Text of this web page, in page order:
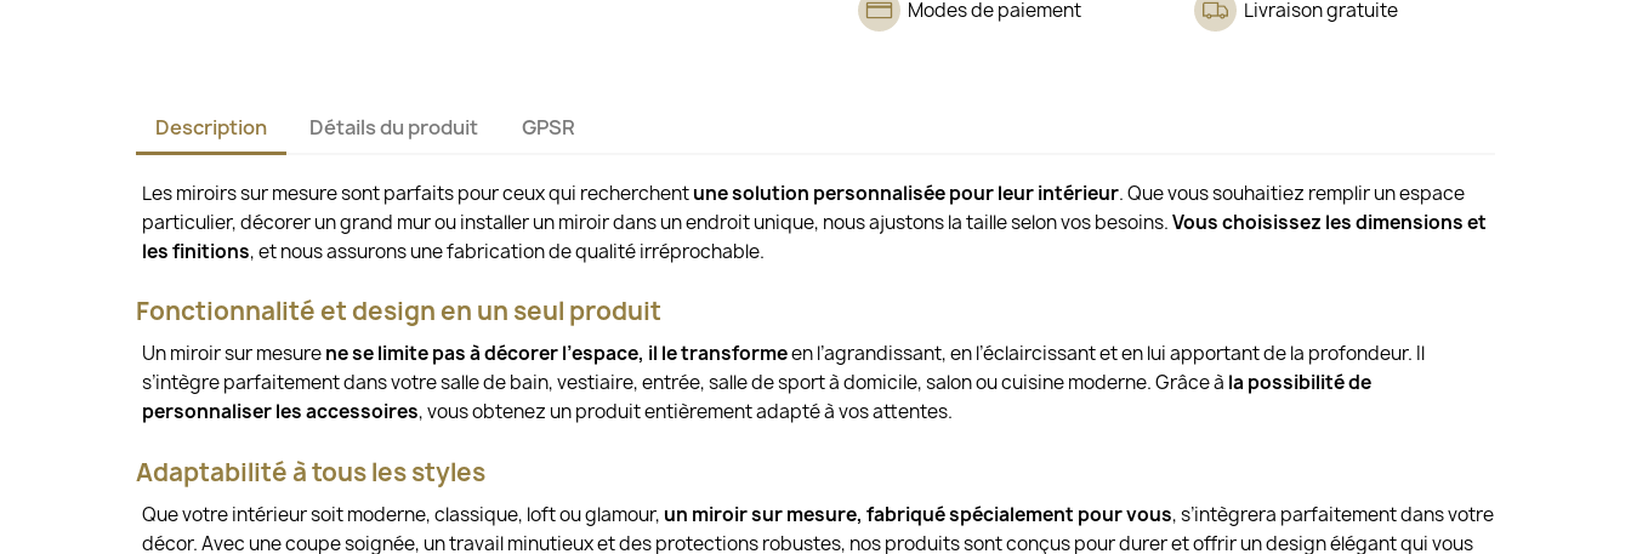
Modes de paiement Livraison gratuite
Description Détails du produit GPSR
Les miroirs sur mesure sont parfaits pour ceux qui recherchentune solution personnalisée pour leur intérieur. Que vous souhaitiez remplir un espace
particulier, décorer un grand mur ou installer un miroir dans un endroit unique, nous ajustons la taille selon vos besoins.Vous choisissez les dimensions et
les finitions, et nous assurons une fabrication de qualité irréprochable.
Fonctionnalité et design en un seul produit
Un miroir sur mesurene se limite pas à décorer l’espace, il le transformeen l’agrandissant, en l’éclaircissant et en lui apportant de la profondeur. Il
s’intègre parfaitement dans votre salle de bain, vestiaire, entrée, salle de sport à domicile, salon ou cuisine moderne. Grâce à la possibilité de
personnaliser les accessoires, vous obtenez un produit entièrement adapté à vos attentes.
Adaptabilité à tous les styles
Que votre intérieur soit moderne, classique, loft ou glamour, un miroir sur mesure, fabriqué spécialement pour vous, s’intègrera parfaitement dans votre
décor. Avec une coupe soignée, un travail minutieux et des protections robustes, nos produits sont conçus pour durer et offrir un design élégant qui vous